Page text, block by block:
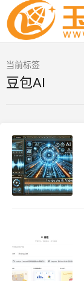
当前标签
豆包AI